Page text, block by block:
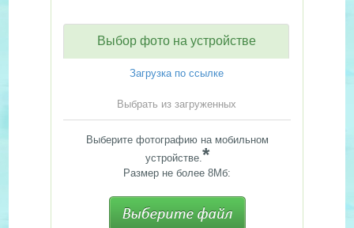
Выбор фото на устройстве
Загрузка по ссылке
Выбрать из загруженных
Выберите фотографию на мобильном
устройстве.*
Размер не более 8Мб: